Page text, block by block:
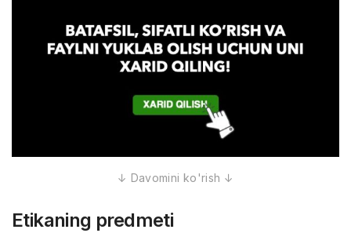
Etikaning predmeti